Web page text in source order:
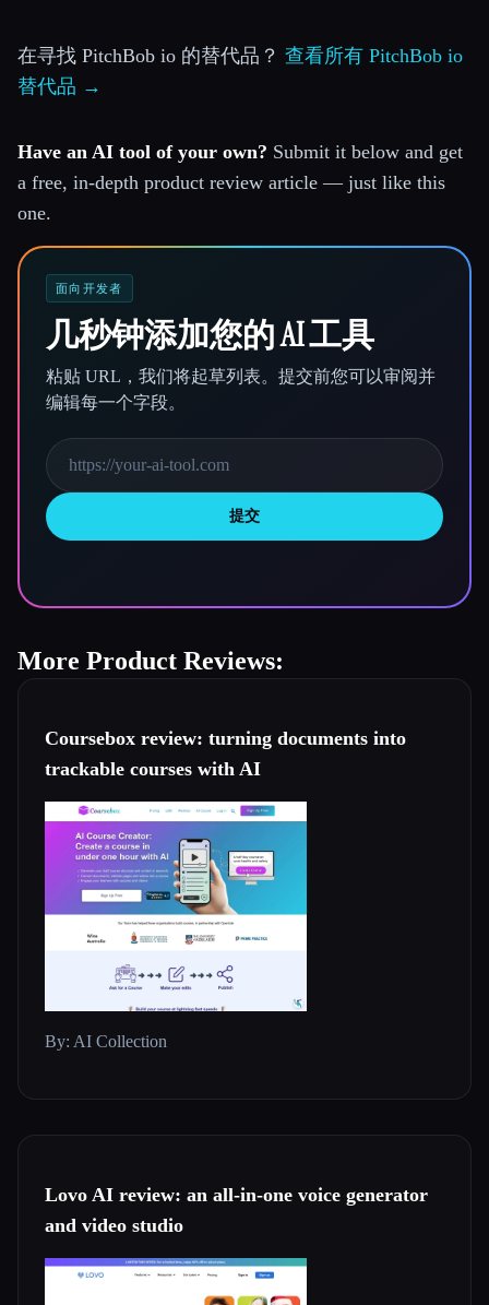
在寻找 PitchBob io 的替代品？ 查看所有 PitchBob io
替代品 →
Have an AI tool of your own? Submit it below and get
a free, in-depth product review article — just like this
one.
面向开发者
几秒钟添加您的 AI 工具
粘贴 URL，我们将起草列表。提交前您可以审阅并
编辑每一个字段。
提交
More Product Reviews:
Coursebox review: turning documents into
trackable courses with AI
By: AI Collection
Lovo AI review: an all-in-one voice generator
and video studio